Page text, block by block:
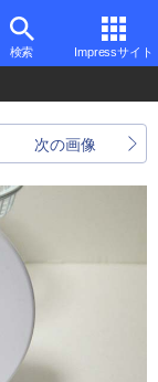
検索 Impressサイト
次の画像